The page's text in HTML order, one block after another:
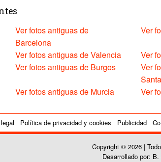
Ver fotos antiguas de
Barcelona
Ver
Ver fotos antiguas de Valencia
Ver
Ver fotos antiguas de Burgos
Ver
Ver fotos antiguas de Murcia Ver
Política de privacidad y cookies Publicidad
Copyright © 2026 |
Desarrollado por: